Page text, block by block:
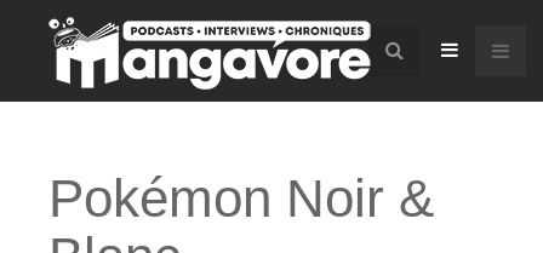
Pokémon Noir &